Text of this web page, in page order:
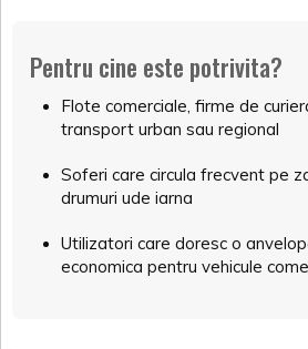
Pentru cine este potrivita?
Flote comerciale, firme de
transport urban sau regional
Soferi care circula frecvent pe
drumuri ude iarna
Utilizatori care doresc o
economica pentru vehicule